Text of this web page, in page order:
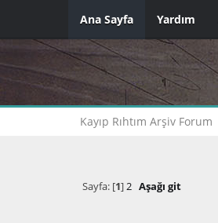
Ana Sayfa Yardım
Kayıp Rıhtım Arşiv Forum
Sayfa: [1]2 Aşağı git